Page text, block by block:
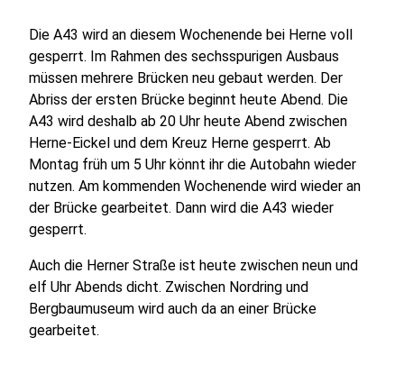
Die A43 wird an diesem Wochenende bei Herne voll
gesperrt. Im Rahmen des sechsspurigen Ausbaus
müssen mehrere Brücken neu gebaut werden. Der
Abriss der ersten Brücke beginnt heute Abend. Die
A43 wird deshalb ab 20 Uhr heute Abend zwischen
Herne-Eickel und dem Kreuz Herne gesperrt. Ab
Montag früh um 5 Uhr könnt ihr die Autobahn wieder
nutzen. Am kommenden Wochenende wird wieder an
der Brücke gearbeitet. Dann wird die A43 wieder
gesperrt.
Auch die Herner Straße ist heute zwischen neun und
elf Uhr Abends dicht. Zwischen Nordring und
Bergbaumuseum wird auch da an einer Brücke
gearbeitet.